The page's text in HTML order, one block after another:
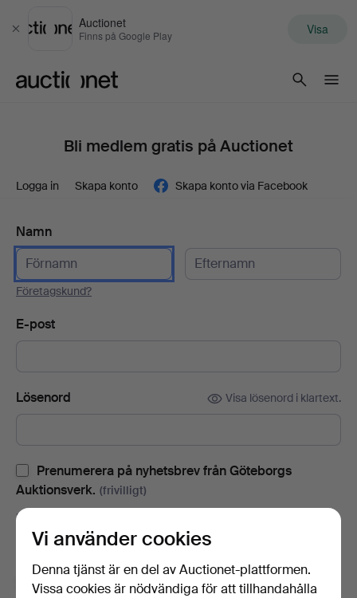
Stäng
Auctionet
Finns på Google Play Visa
Bli medlem gratis på Auctionet
Logga in Skapa konto Skapa konto via Facebook
Namn
Företagskund?
E-post
Lösenord Visa lösenord i klartext.
Prenumerera på nyhetsbrev från Göteborgs
Auktionsverk. (frivilligt)
Med bl.a. auktionskataloger, inbjudningar till evenemang och
nyheter. Om du ångrar dig kan du enkelt avsluta
prenumerationen.
Prenumerera på Auctionets nyhetsbrev. (frivilligt)
Vi använder cookies
Denna tjänst är en del av Auctionet-plattformen.
Vissa cookies är nödvändiga för att tillhandahålla